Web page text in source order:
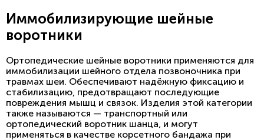
Иммобилизирующие шейные
воротники
Ортопедические шейные воротники применяются для
иммобилизации шейного отдела позвоночника при
травмах шеи. Обеспечивают надёжную фиксацию и
стабилизацию, предотвращают последующие
повреждения мышц и связок. Изделия этой категории
также называются — транспортный или
ортопедический воротник шанца, и могут
применяться в качестве корсетного бандажа при